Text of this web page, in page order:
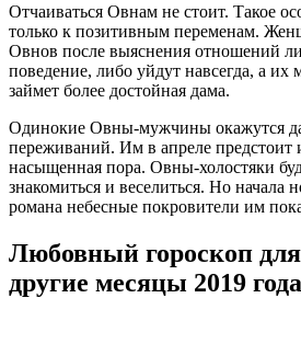
Отчаиваться Овнам не стоит. Такое
только к позитивным переменам.
Овнов после выяснения отношений
поведение, либо уйдут навсегда, а их
займет более достойная дама.
Одинокие Овны-мужчины окажутся
переживаний. Им в апреле предстоит
насыщенная пора. Овны-холостяки
знакомиться и веселиться. Но начала
романа небесные покровители им
Любовный гороскоп
другие месяцы 2019 года